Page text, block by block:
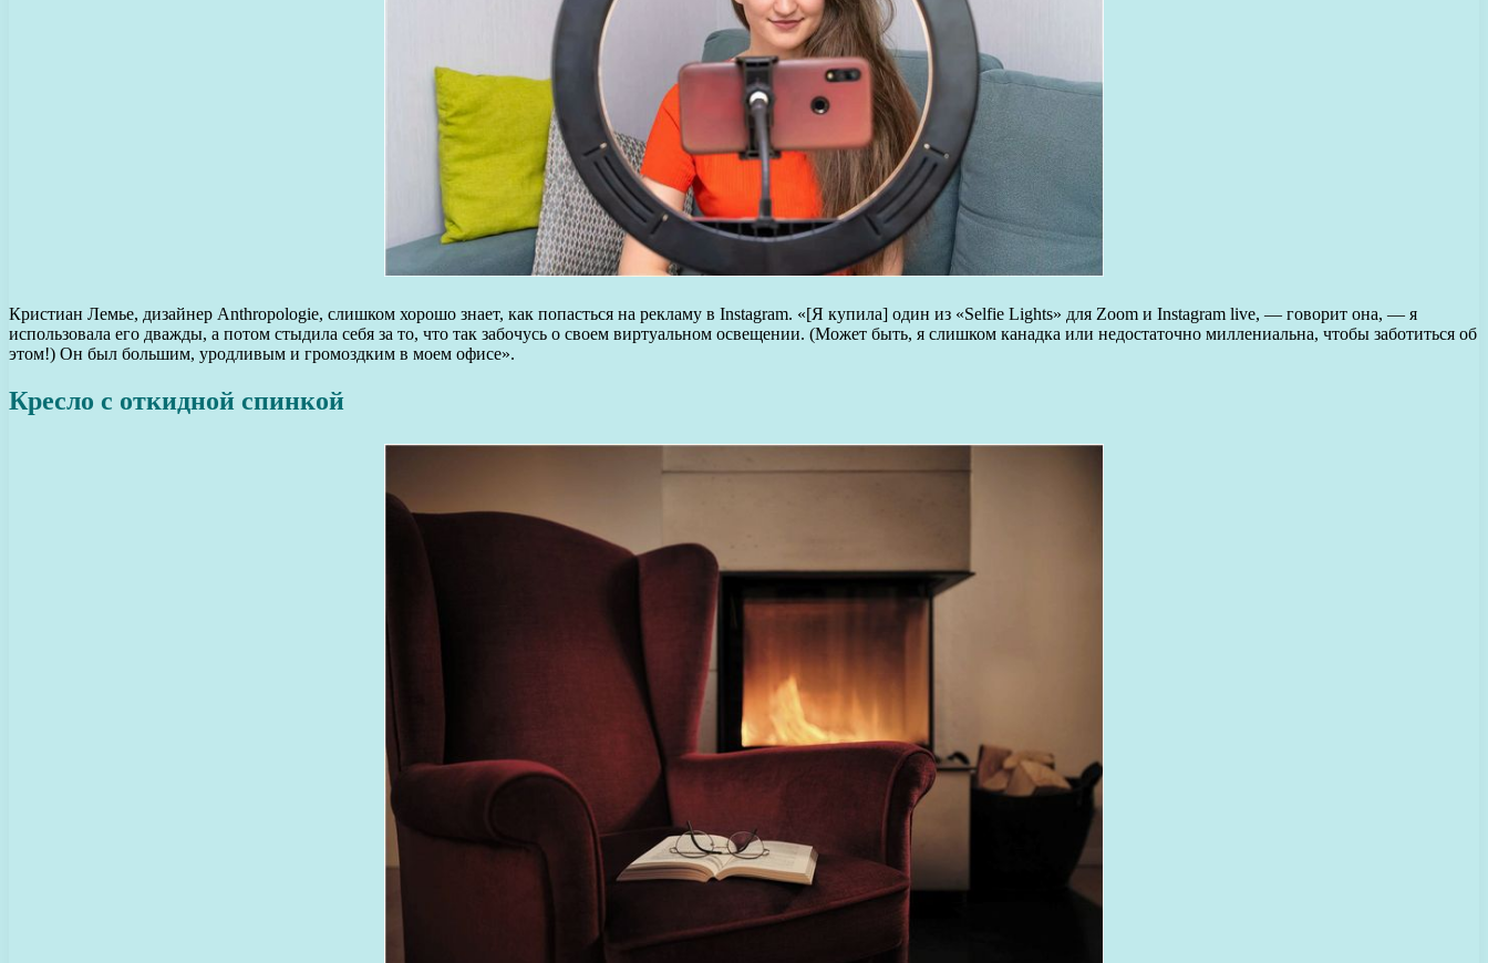
Кристиан Лемье, дизайнер Anthropologie, слишком хорошо знает, как попасться на рекламу в Instagram. «[Я купила] один из «Selfie Lights» для Zoom и Instagram live, — говорит она, — я
использовала его дважды, а потом стыдила себя за то, что так забочусь о своем виртуальном освещении. (Может быть, я слишком канадка или недостаточно миллениальна, чтобы заботиться об
этом!) Он был большим, уродливым и громоздким в моем офисе».
Кресло с откидной спинкой